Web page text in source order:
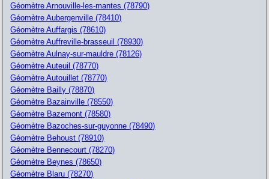
Géomètre Arnouville-les-mantes (78790)
Géomètre Aubergenville (78410)
Géomètre Auffargis (78610)
Géomètre Auffreville-brasseuil (78930)
Géomètre Aulnay-sur-mauldre (78126)
Géomètre Auteuil (78770)
Géomètre Autouillet (78770)
Géomètre Bailly (78870)
Géomètre Bazainville (78550)
Géomètre Bazemont (78580)
Géomètre Bazoches-sur-guyonne (78490)
Géomètre Behoust (78910)
Géomètre Bennecourt (78270)
Géomètre Beynes (78650)
Géomètre Blaru (78270)